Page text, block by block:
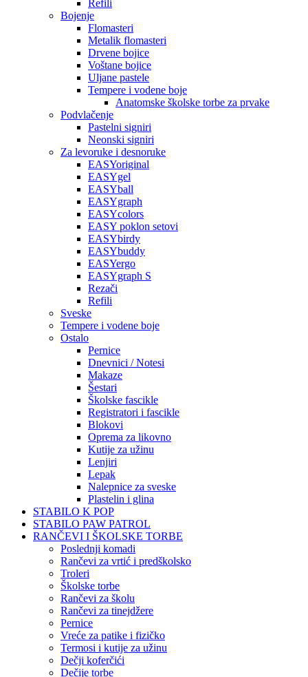
Refili
Bojenje
Flomasteri
Metalik flomasteri
Drvene bojice
Voštane bojice
Uljane pastele
Tempere i vodene boje
Anatomske školske torbe za prvake
Podvlačenje
Pastelni signiri
Neonski signiri
Za levoruke i desnoruke
EASYoriginal
EASYgel
EASYball
EASYgraph
EASYcolors
EASY poklon setovi
EASYbirdy
EASYbuddy
EASYergo
EASYgraph S
Rezači
Refili
Sveske
Tempere i vodene boje
Ostalo
Pernice
Dnevnici / Notesi
Makaze
Šestari
Školske fascikle
Registratori i fascikle
Blokovi
Oprema za likovno
Kutije za užinu
Lenjiri
Lepak
Nalepnice za sveske
Plastelin i glina
STABILO K POP
STABILO PAW PATROL
RANČEVI I ŠKOLSKE TORBE
Poslednji komadi
Rančevi za vrtić i predškolsko
Troleri
Školske torbe
Rančevi za školu
Rančevi za tinejdžere
Pernice
Vreće za patike i fizičko
Termosi i kutije za užinu
Dečji koferčići
Dečije torbe